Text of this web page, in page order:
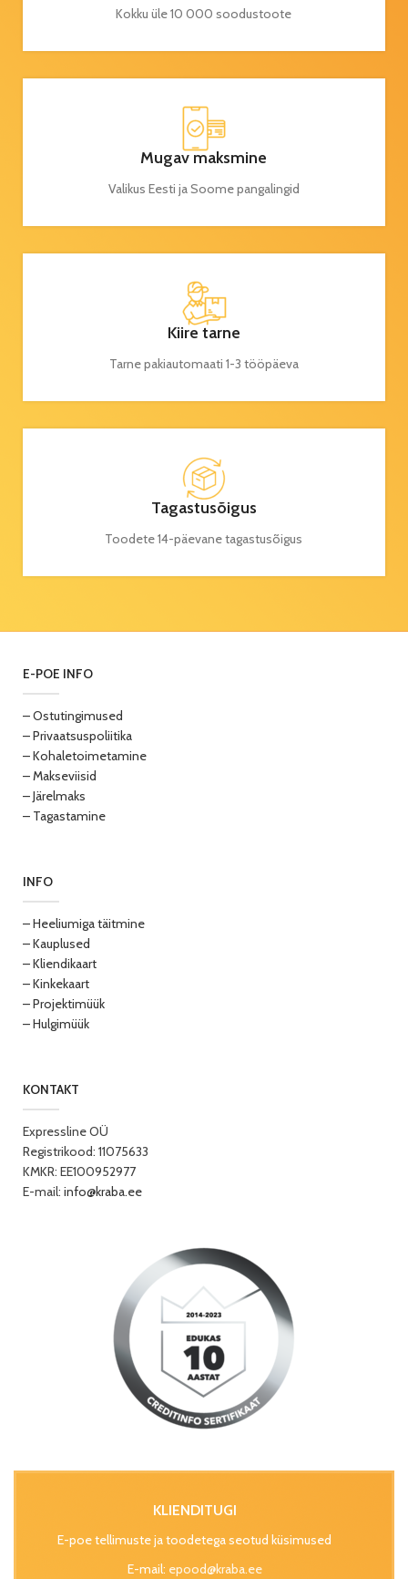
Kokku üle 10 000 soodustoote
Mugav maksmine
Valikus Eesti ja Soome pangalingid
Kiire tarne
Tarne pakiautomaati 1-3 tööpäeva
Tagastusõigus
Toodete 14-päevane tagastusõigus
E-POE INFO
– Ostutingimused
– Privaatsuspoliitika
– Kohaletoimetamine
– Makseviisid
– Järelmaks
– Tagastamine
INFO
– Heeliumiga täitmine
– Kauplused
– Kliendikaart
– Kinkekaart
– Projektimüük
– Hulgimüük
KONTAKT
Expressline OÜ
Registrikood: 11075633
KMKR: EE100952977
E-mail: info@kraba.ee
KLIENDITUGI
E-poe tellimuste ja toodetega seotud küsimused
E-mail: epood@kraba.ee